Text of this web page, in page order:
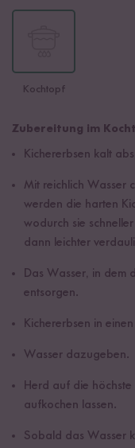
Kochtopf
Zubereitung im
Kichererbsen kalt
Mit reichlich Wasser
werden die harten
wodurch sie
dann leichter
Das Wasser, in dem
entsorgen.
Kichererbsen in
Wasser dazugeben.
Herd auf die
aufkochen lassen.
Sobald das Wasser